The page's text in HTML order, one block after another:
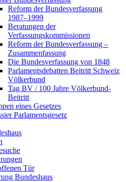
Reform der Bundesverfassung
1987–1999
Beratungen der
Verfassungskommissionen
Reform der Bundesverfassung –
Zusammenfassung
Die Bundesverfassung von 1848
Parlamentsdebatten Beitritt Schweiz
Völkerbund
Tag BV / 100 Jahre Völkerbund-
Beitritt
eines Gesetzes
Parlamentsgesetz
Tür
Bundeshaus